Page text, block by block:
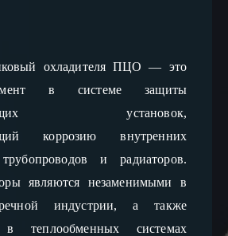
охладителя ПЦО — это
в системе защиты
установок,
коррозию внутренних
и радиаторов.
являются незаменимыми в
индустрии, а также
в теплообменных системах